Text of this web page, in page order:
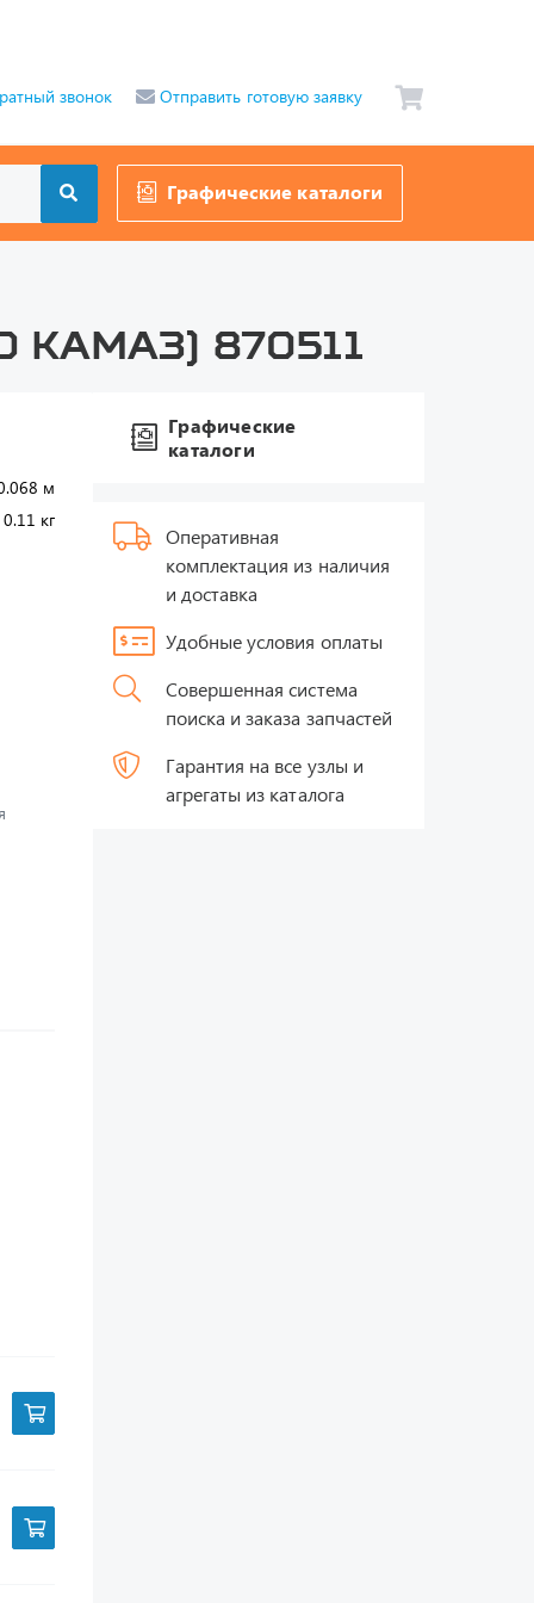
звонок Отправить готовую заявку
Графические каталоги
870511
м
0.11 кг
Графические
каталоги
Оперативная
комплектация из наличия
и доставка
Удобные условия оплаты
Совершенная система
поиска и заказа запчастей
Гарантия на все узлы и
агрегаты из каталога